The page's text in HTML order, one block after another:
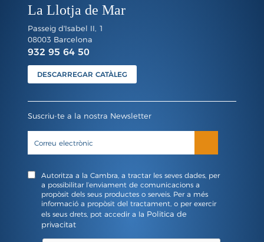
La Llotja de Mar
Passeig d'Isabel II, 1
08003 Barcelona
932 95 64 50
DESCARREGAR CATÀLEG
Suscriu-te a la nostra Newsletter
Autoritza a la Cambra, a tractar les seves dades, per
a possibilitar l’enviament de comunicacions a
propòsit dels seus productes o serveis. Per a més
informació a propòsit del tractament, o per exercir
els seus drets, pot accedir a la Politica de
privacitat